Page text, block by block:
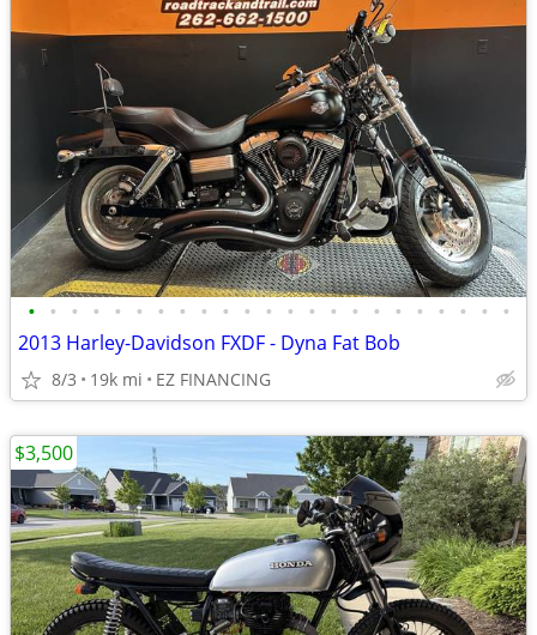
• • • • • • • • • • • • • • • • • • • • • • •
2013 Harley-Davidson FXDF - Dyna Fat Bob
8/3 19k mi EZ FINANCING
$3,500